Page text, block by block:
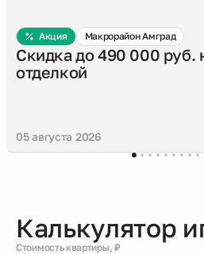
Акция Макрорайон Амград
Скидка до 490 000 руб.
отделкой
05 августа 2026
Калькулятор
Стоимость квартиры, ₽